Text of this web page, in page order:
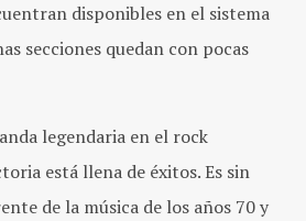
disponibles en el sistema
secciones quedan con pocas
legendaria en el rock
está llena de éxitos. Es sin
de la música de los años 70 y